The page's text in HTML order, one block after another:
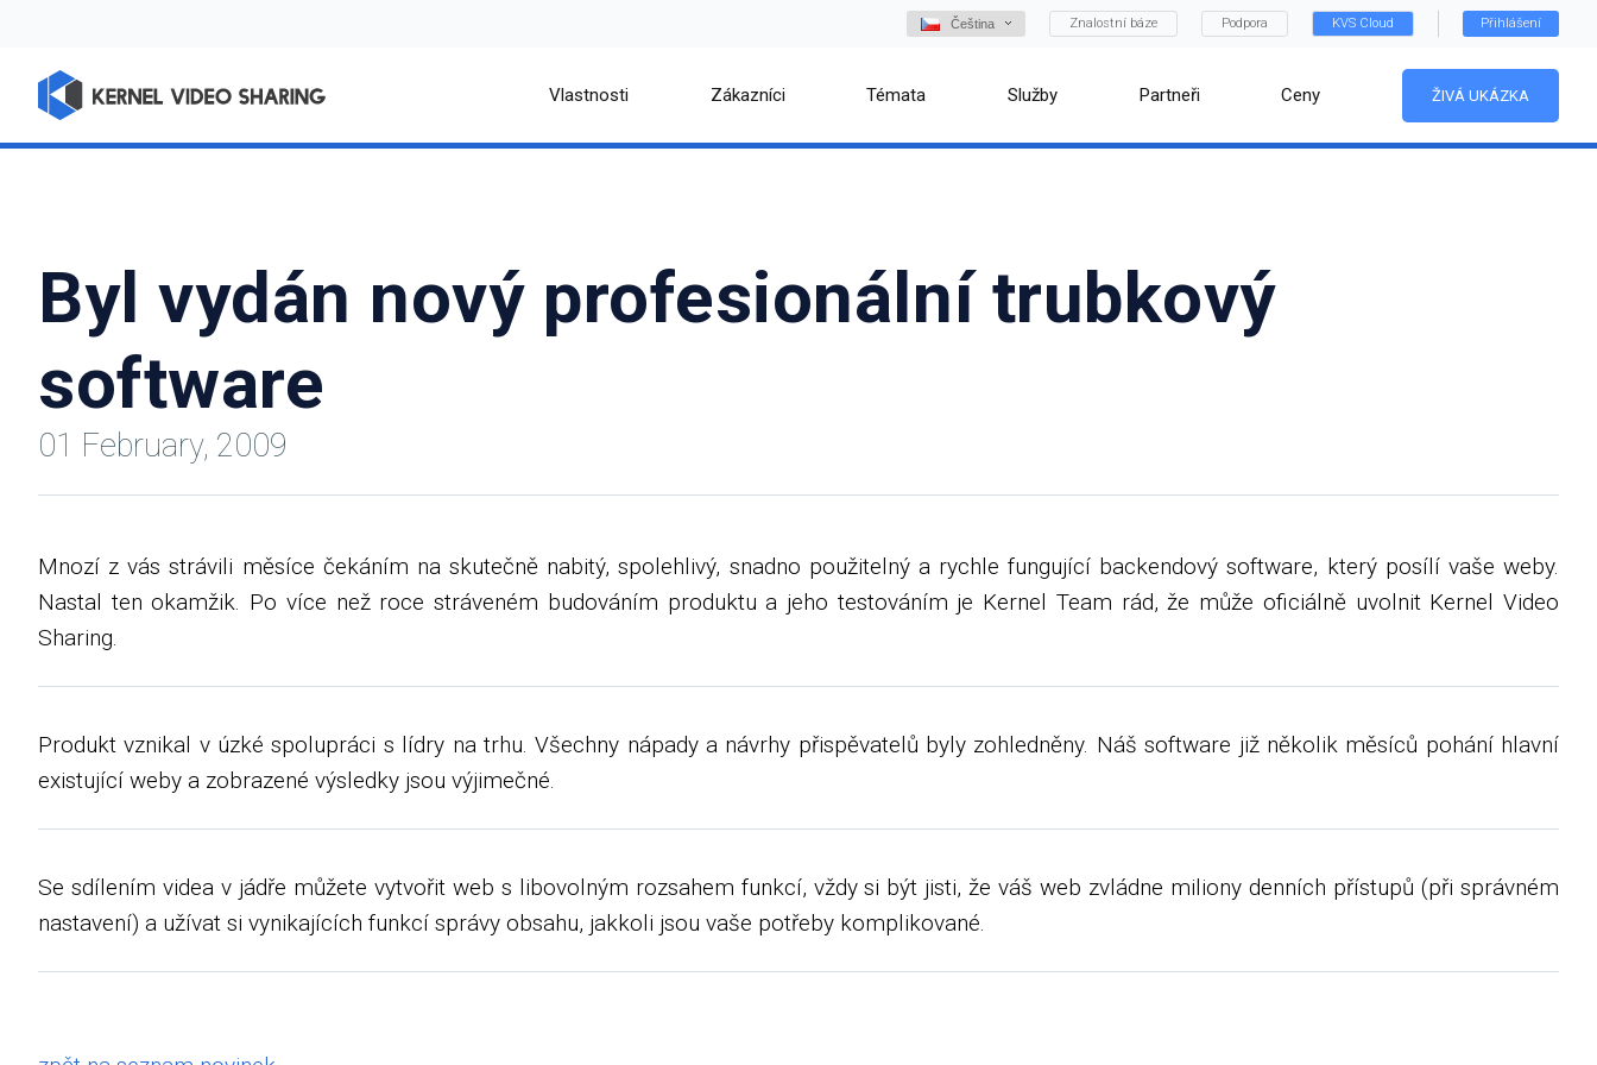
Čeština Znalostní báze Podpora KVS Cloud Přihlášení
Vlastnosti Zákazníci Témata Služby Partneři Ceny ŽIVÁ UKÁZKA
Byl vydán nový profesionální trubkový
software
01 February, 2009
Mnozí z vás strávili měsíce čekáním na skutečně nabitý, spolehlivý, snadno použitelný a rychle fungující backendový software, který posílí vaše weby.
Nastal ten okamžik. Po více než roce stráveném budováním produktu a jeho testováním je Kernel Team rád, že může oficiálně uvolnit Kernel Video
Sharing.
Produkt vznikal v úzké spolupráci s lídry na trhu. Všechny nápady a návrhy přispěvatelů byly zohledněny. Náš software již několik měsíců pohání hlavní
existující weby a zobrazené výsledky jsou výjimečné.
Se sdílením videa v jádře můžete vytvořit web s libovolným rozsahem funkcí, vždy si být jisti, že váš web zvládne miliony denních přístupů (při správném
nastavení) a užívat si vynikajících funkcí správy obsahu, jakkoli jsou vaše potřeby komplikované.